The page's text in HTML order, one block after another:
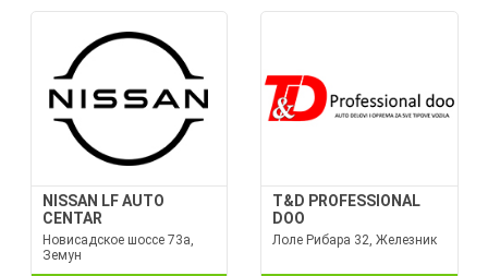
NISSAN LF AUTO
CENTAR
Новисадское шоссе 73а,
Земун
T&D PROFESSIONAL
DOO
Лоле Рибара 32, Железник